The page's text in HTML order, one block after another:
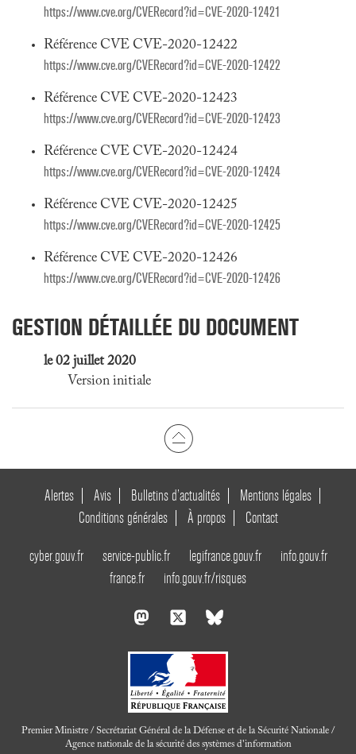
https://www.cve.org/CVERecord?id=CVE-2020-12421
Référence CVE CVE-2020-12422
https://www.cve.org/CVERecord?id=CVE-2020-12422
Référence CVE CVE-2020-12423
https://www.cve.org/CVERecord?id=CVE-2020-12423
Référence CVE CVE-2020-12424
https://www.cve.org/CVERecord?id=CVE-2020-12424
Référence CVE CVE-2020-12425
https://www.cve.org/CVERecord?id=CVE-2020-12425
Référence CVE CVE-2020-12426
https://www.cve.org/CVERecord?id=CVE-2020-12426
GESTION DÉTAILLÉE DU DOCUMENT
le 02 juillet 2020
Version initiale
Alertes Avis Bulletins d’actualités
Mentions légales
Conditions générales
À propos Contact
cyber.gouv.fr service-public.fr legifrance.gouv.fr
info.gouv.fr
france.fr
info.gouv.fr/risques
Premier Ministre / Secrétariat Général de la Défense et de la Sécurité Nationale /
Agence nationale de la sécurité des systèmes d'information